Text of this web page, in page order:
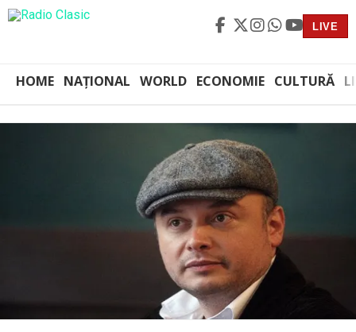
LIVE
HOME NAȚIONAL WORLD ECONOMIE CULTURĂ